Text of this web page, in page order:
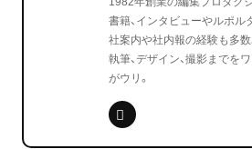
書籍、インタビューやルポル
社案内や社内報の経験も多数
執筆、デザイン、撮影までを
がウリ。